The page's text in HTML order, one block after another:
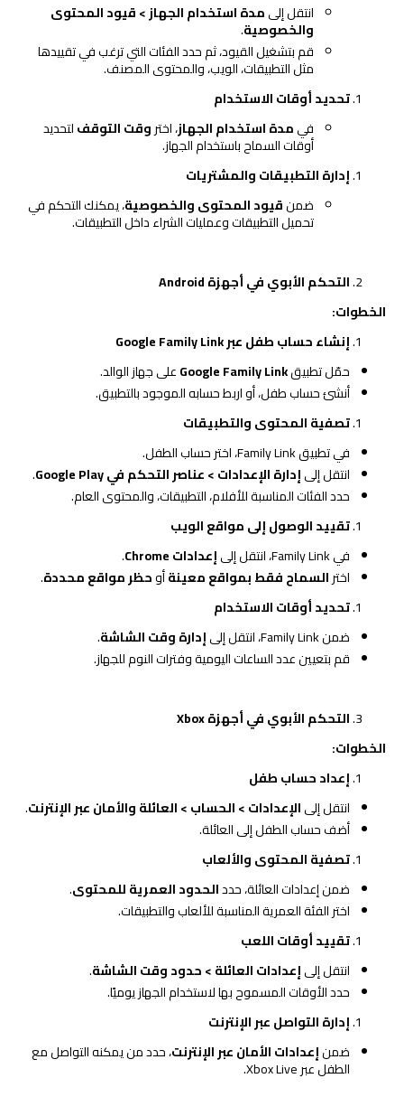
انتقل إلىمدة استخدام الجهاز>قيود المحتوى
والخصوصية.
قم بتشغيل القيود، ثم حدد الفئات التي ترغب في تقييدها
مثل التطبيقات، الويب، والمحتوى المصنف.
تحديد أوقات الاستخدام
فيمدة استخدام الجهاز، اختروقت التوقفلتحديد
أوقات السماح باستخدام الجهاز.
إدارة التطبيقات والمشتريات
ضمنقيود المحتوى والخصوصية، يمكنك التحكم في
تحميل التطبيقات وعمليات الشراء داخل التطبيقات.
التحكم الأبوي في أجهزة
الخطوات:
إنشاء حساب طفل عبر
حمّل تطبيقGoogle Family Linkعلى جهاز الوالد.
أنشئ حساب طفل، أو اربط حسابه الموجود بالتطبيق.
تصفية المحتوى والتطبيقات
في تطبيق Family Link، اختر حساب الطفل.
انتقل إلىإدارة الإعدادات>عناصر التحكم في
.
حدد الفئات المناسبة للأفلام، التطبيقات، والمحتوى العام.
تقييد الوصول إلى مواقع الويب
في Family Link، انتقل إلى
إعدادات
.
اخترالسماح فقط بمواقع معينةأوحظر مواقع محددة.
تحديد أوقات الاستخدام
ضمن Family Link، انتقل إلى
إدارة وقت الشاشة.
قم بتعيين عدد الساعات اليومية وفترات النوم للجهاز.
التحكم الأبوي في أجهزة
الخطوات:
إعداد حساب طفل
انتقل إلىالإعدادات>الحساب>العائلة والأمان عبر الإنترنت.
أضف حساب الطفل إلى العائلة.
تصفية المحتوى والألعاب
ضمن إعدادات العائلة، حددالحدود العمرية للمحتوى.
اختر الفئة العمرية المناسبة للألعاب والتطبيقات.
تقييد أوقات اللعب
انتقل إلىإعدادات العائلة>حدود وقت الشاشة.
حدد الأوقات المسموح بها لاستخدام الجهاز يوميًا.
إدارة التواصل عبر الإنترنت
ضمنإعدادات الأمان عبر الإنترنت، حدد من يمكنه التواصل مع
الطفل عبر Xbox Live.